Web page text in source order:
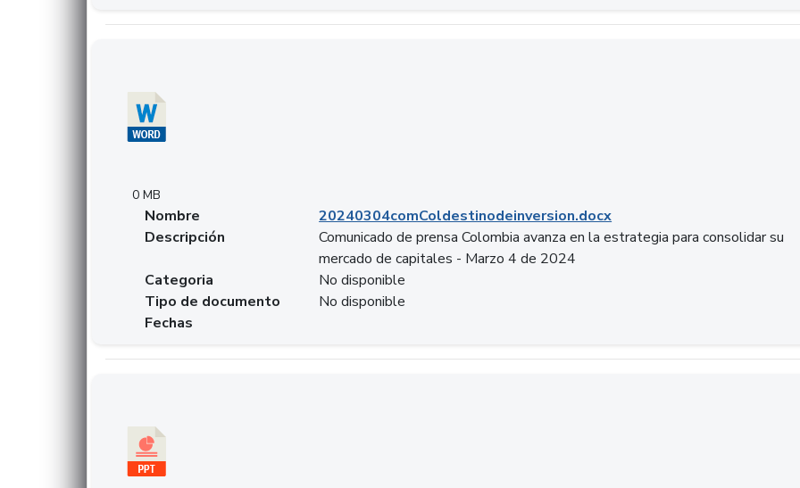
0 MB
Nombre
20240304comColdestinodeinversion.docx
Descripción
Comunicado de prensa Colombia avanza en la estrategia para consolidar su
mercado de capitales - Marzo 4 de 2024
Categoria
No disponible
Tipo de documento
No disponible
Fechas